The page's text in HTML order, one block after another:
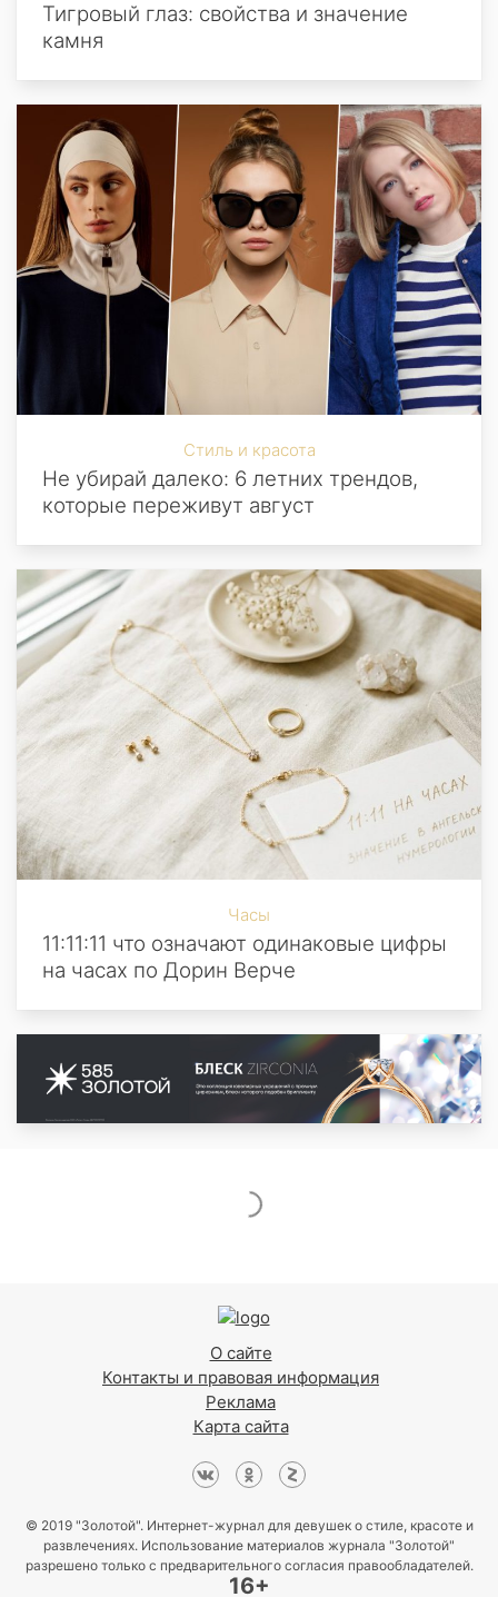
Тигровый глаз: свойства и значение
камня
Стиль и красота
Не убирай далеко: 6 летних трендов,
которые переживут август
Часы
11:11:11 что означают одинаковые цифры
на часах по Дорин Верче
О сайте
Контакты и правовая информация
Реклама
Карта сайта
© 2019 "Золотой". Интернет-журнал для девушек о стиле, красоте и
развлечениях. Использование материалов журнала "Золотой"
разрешено только с предварительного согласия правообладателей.
16+